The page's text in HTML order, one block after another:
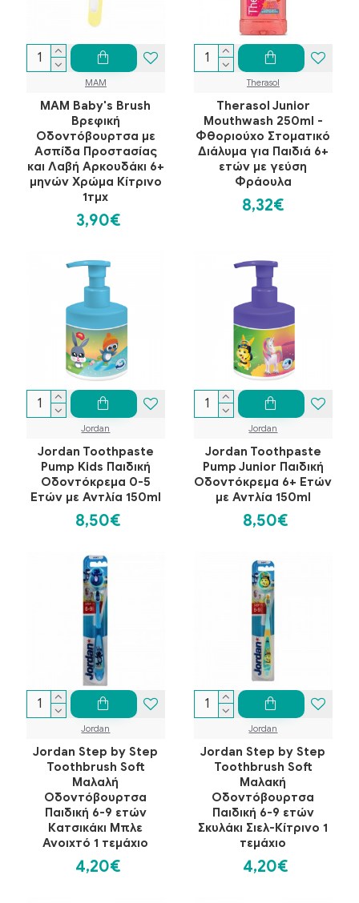
MAM
MAM Baby's Brush
Βρεφική
Οδοντόβουρτσα με
Ασπίδα Προστασίας
και Λαβή Αρκουδάκι 6+
μηνών Χρώμα Κίτρινο
1τμχ
3,90€
Therasol
Therasol Junior
Mouthwash 250ml -
Φθοριούχο Στοματικό
Διάλυμα για Παιδιά 6+
ετών με γεύση
Φράουλα
8,32€
Jordan
Jordan Toothpaste
Pump Kids Παιδική
Οδοντόκρεμα 0-5
Ετών με Αντλία 150ml
8,50€
Jordan
Jordan Toothpaste
Pump Junior Παιδική
Οδοντόκρεμα 6+ Ετών
με Αντλία 150ml
8,50€
Jordan
Jordan Step by Step
Toothbrush Soft
Μαλαλή
Οδοντόβουρτσα
Παιδική 6-9 ετών
Κατσικάκι Μπλε
Ανοιχτό 1 τεμάχιο
4,20€
Jordan
Jordan Step by Step
Toothbrush Soft
Μαλακή
Οδοντόβουρτσα
Παιδική 6-9 ετών
Σκυλάκι Σιελ-Κίτρινο 1
τεμάχιο
4,20€